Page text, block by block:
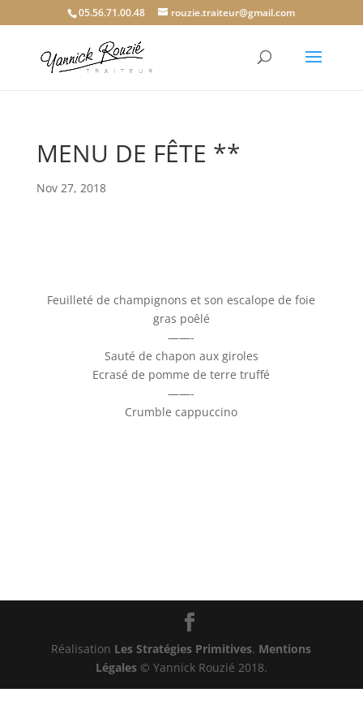
05.56.71.00.48 rouzie.traiteur@gmail.com
MENU DE FÊTE **
Nov 27, 2018
Feuilleté de champignons et son escalope de foie
gras poêlé
——-
Sauté de chapon aux giroles
Ecrasé de pomme de terre truffé
——-
Crumble cappuccino
Réalisation Les Stratégies Primitives. Mentions
Légales© Yannick Rouzié 2018.